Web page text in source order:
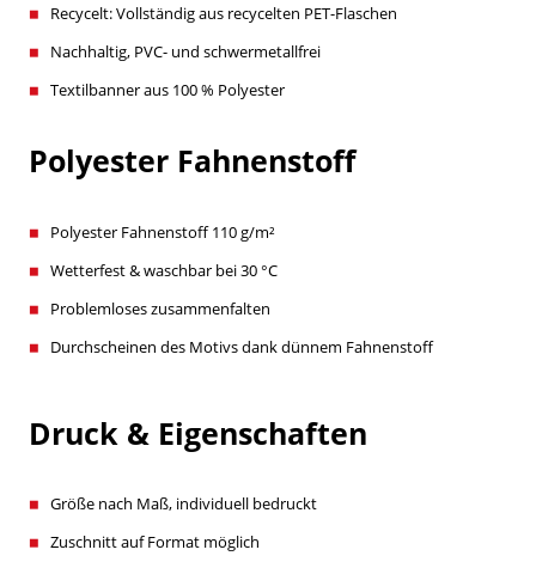
Recycelt: Vollständig aus recycelten PET-Flaschen
Nachhaltig, PVC- und schwermetallfrei
Textilbanner aus 100 % Polyester
Polyester Fahnenstoff
Polyester Fahnenstoff 110 g/m²
Wetterfest & waschbar bei 30 °C
Problemloses zusammenfalten
Durchscheinen des Motivs dank dünnem Fahnenstoff
Druck & Eigenschaften
Größe nach Maß, individuell bedruckt
Zuschnitt auf Format möglich